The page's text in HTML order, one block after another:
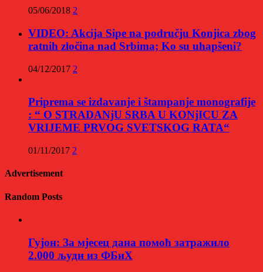
05/06/2018 2
VIDEO: Akcija Sipe na području Konjica zbog
ratnih zločina nad Srbima; Ko su uhapšeni?
04/12/2017 2
Priprema se izdavanje i štampanje monografije
: “ O STRADANjU SRBA U KONjICU ZA
VRIJEME PRVOG SVETSKOG RATA“
01/11/2017 2
Advertisement
Random Posts
Гујон: За мјесец дана помоћ затражило
2.000 људи из ФБиХ